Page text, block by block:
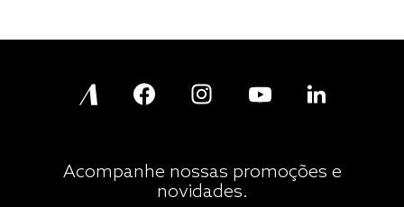
Acompanhe nossas promoções e
novidades.